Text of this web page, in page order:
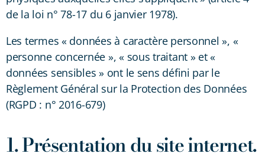
de la loi n° 78-17 du 6 janvier 1978).
Les termes « données à caractère personnel », «
personne concernée », « sous traitant » et «
données sensibles » ont le sens défini par le
Règlement Général sur la Protection des Données
(RGPD : n° 2016-679)
1. Présentation du site internet.